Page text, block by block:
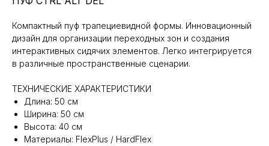
Компактный пуф трапециевидной формы. Инновационный
дизайн для организации переходных зон и создания
интерактивных сидячих элементов. Легко интегрируется
в различные пространственные сценарии.
ТЕХНИЧЕСКИЕ ХАРАКТЕРИСТИКИ
Длина: 50 см
Ширина: 50 см
Высота: 40 см
Материалы: FlexPlus / HardFlex